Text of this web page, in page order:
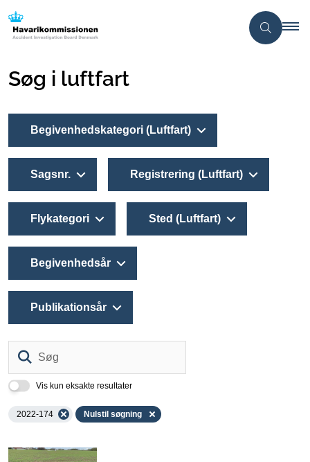
Søg i luftfart
Vis kun eksakte resultater
2022-174 Nulstil søgning
Begivenhedskategori (Luftfart)
Sagsnr. Registrering (Luftfart)
Flykategori Sted (Luftfart)
Begivenhedsår
Publikationsår